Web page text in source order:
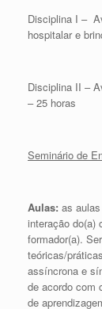
Disciplina I –
hospitalar e
Disciplina II –
– 25 horas
Seminário de
Aulas: as
interação do(a)
formador(a).
teóricas/
assíncrona e
de acordo com
de